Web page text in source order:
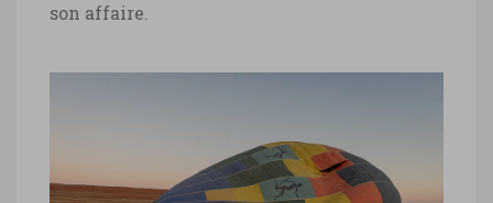
son affaire.